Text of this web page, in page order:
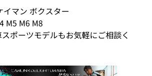
イマン ボクスター
M5 M6 M8
ポーツモデルもお気軽にご相談く